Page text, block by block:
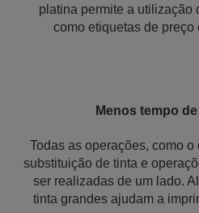
platina permite a utilização
como etiquetas de preço
Menos tempo
Todas as operações, como
substituição de tinta e
ser realizadas de um lado.
tinta grandes ajudam a